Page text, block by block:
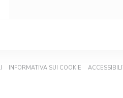
UNA NUOVA FINESTRA))
((APRE UNA NUOVA FINESTRA))
INFORMATIVA SUI COOKIE ((APRE UNA